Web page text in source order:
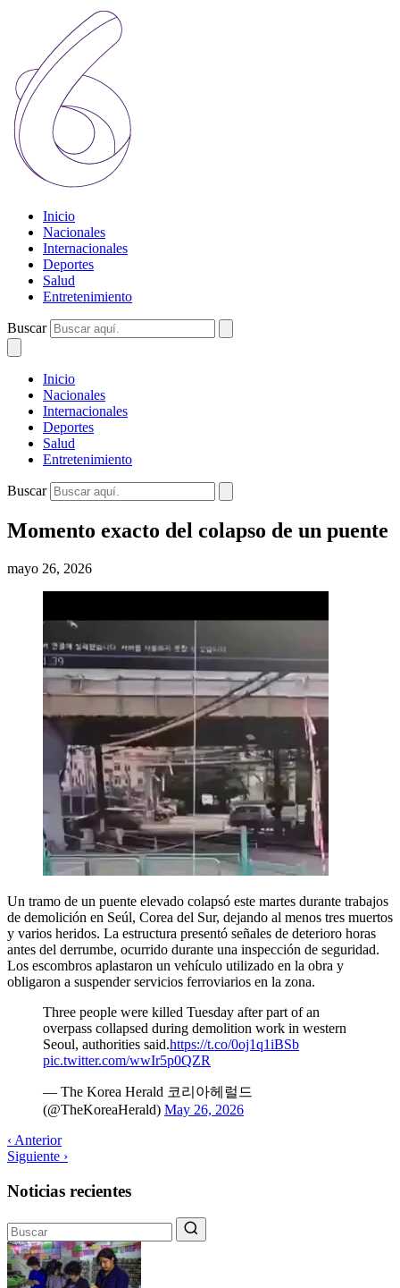
Inicio
Nacionales
Internacionales
Deportes
Salud
Entretenimiento
Buscar
Inicio
Nacionales
Internacionales
Deportes
Salud
Entretenimiento
Buscar
Momento exacto del colapso de un puente
mayo 26, 2026
Un tramo de un puente elevado colapsó este martes durante trabajos
de demolición en Seúl, Corea del Sur, dejando al menos tres muertos
y varios heridos. La estructura presentó señales de deterioro horas
antes del derrumbe, ocurrido durante una inspección de seguridad.
Los escombros aplastaron un vehículo utilizado en la obra y
obligaron a suspender servicios ferroviarios en la zona.
Three people were killed Tuesday after part of an
overpass collapsed during demolition work in western
Seoul, authorities said.https://t.co/0oj1q1iBSb
pic.twitter.com/wwIr5p0QZR
— The Korea Herald 코리아헤럴드
(@TheKoreaHerald) May 26, 2026
‹ Anterior
Siguiente ›
Noticias recientes